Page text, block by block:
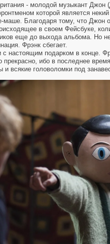
- молодой музыкант Джон
которой является
маше. Благодаря тому, что Джон
в своем Фейсбуке,
еще до выхода альбома. Но
Фрэнк сбегает.
настоящим подарком в конце.
ибо в последнее
и всякие головоломки под